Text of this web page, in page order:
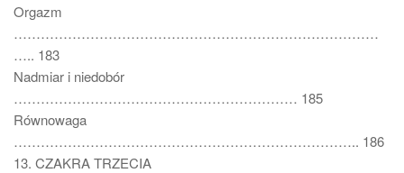
Orgazm
………………………………………………………………………
….. 183
Nadmiar i niedobór
……………………………………………………… 185
Równowaga
………………………………………………………………….. 186
13. CZAKRA TRZECIA